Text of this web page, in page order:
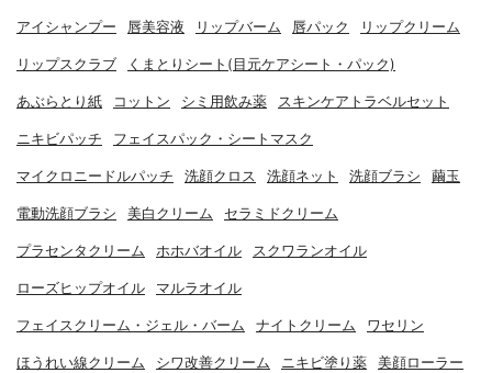
アイシャンプー 唇美容液 リップバーム 唇パック リップクリーム
リップスクラブ くまとりシート(目元ケアシート・パック)
あぶらとり紙 コットン シミ用飲み薬 スキンケアトラベルセット
ニキビパッチ フェイスパック・シートマスク
マイクロニードルパッチ 洗顔クロス 洗顔ネット 洗顔ブラシ 繭玉
電動洗顔ブラシ 美白クリーム セラミドクリーム
プラセンタクリーム ホホバオイル スクワランオイル
ローズヒップオイル マルラオイル
フェイスクリーム・ジェル・バーム ナイトクリーム ワセリン
ほうれい線クリーム シワ改善クリーム ニキビ塗り薬 美顔ローラー